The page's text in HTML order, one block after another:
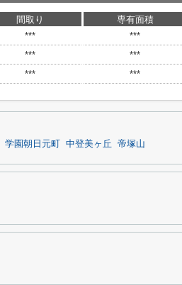
間取り 専有面積
*** ***
*** ***
*** ***
学園朝日元町 中登美ヶ丘 帝塚山